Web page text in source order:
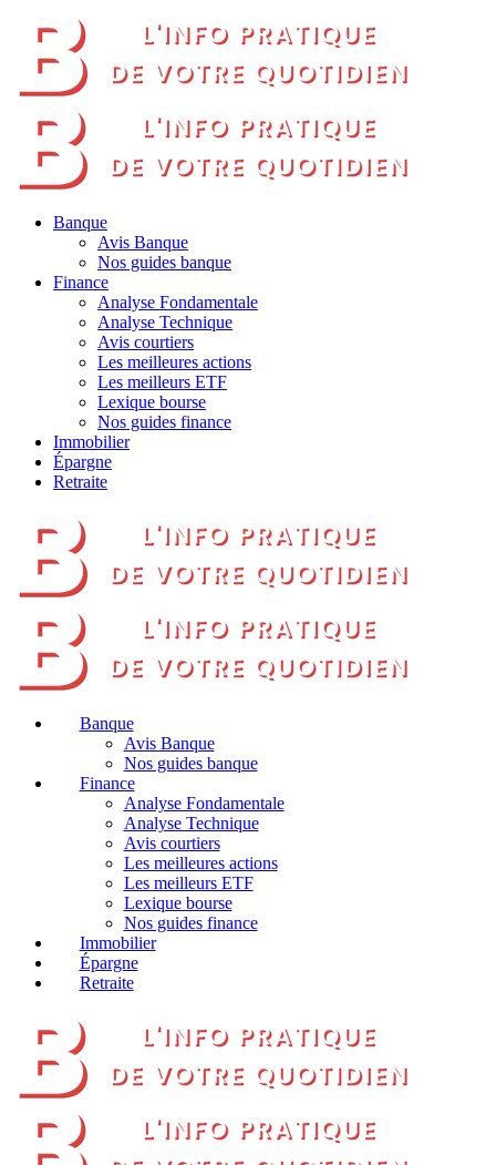
Banque
Avis Banque
Nos guides banque
Finance
Analyse Fondamentale
Analyse Technique
Avis courtiers
Les meilleures actions
Les meilleurs ETF
Lexique bourse
Nos guides finance
Immobilier
Épargne
Retraite
Banque
Avis Banque
Nos guides banque
Finance
Analyse Fondamentale
Analyse Technique
Avis courtiers
Les meilleures actions
Les meilleurs ETF
Lexique bourse
Nos guides finance
Immobilier
Épargne
Retraite